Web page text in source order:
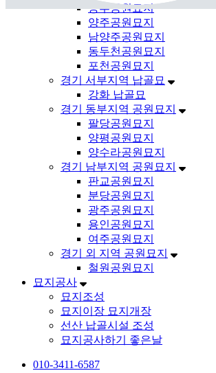
송추공원묘지
양주공원묘지
남양주공원묘지
동두천공원묘지
포천공원묘지
경기 서부지역 납골묘
강화 납골묘
경기 동부지역 공원묘지
팔당공원묘지
양평공원묘지
양수라공원묘지
경기 남부지역 공원묘지
판교공원묘지
분당공원묘지
광주공원묘지
용인공원묘지
여주공원묘지
경기 외 지역 공원묘지
철원공원묘지
묘지공사
묘지조성
묘지이장 묘지개장
선산 납골시설 조성
묘지공사하기 좋은날
010-3411-6587